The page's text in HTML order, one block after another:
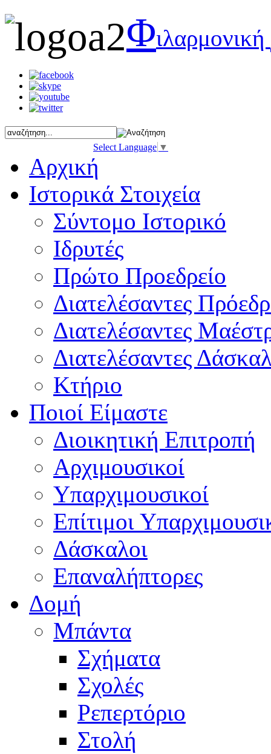
Φιλαρμονική
Select Language ▼
Αρχική
Ιστορικά Στοιχεία
Σύντομο Ιστορικό
Ιδρυτές
Πρώτο Προεδρείο
Διατελέσαντες
Διατελέσαντες
Διατελέσαντες
Κτήριο
Ποιοί Είμαστε
Διοικητική Επιτροπή
Aρχιμουσικοί
Υπαρχιμουσικοί
Επίτιμοι
Δάσκαλοι
Επαναλήπτορες
Δομή
Μπάντα
Σχήματα
Σχολές
Ρεπερτόριο
Στολή